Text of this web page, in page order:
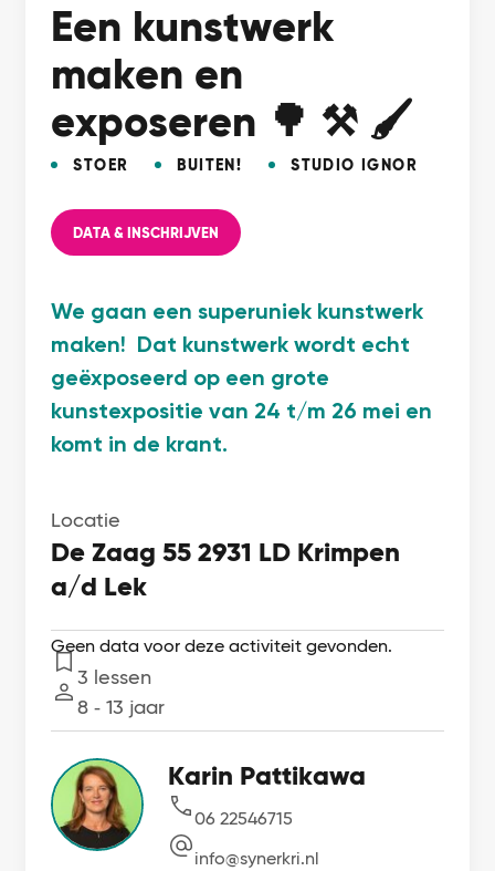
Een kunstwerk
maken en
exposeren 🌳 ⚒️ 🖌️
STOER BUITEN! STUDIO IGNOR
DATA & INSCHRIJVEN
We gaan een superuniek kunstwerk
maken! Dat kunstwerk wordt echt
geëxposeerd op een grote
kunstexpositie van 24 t/m 26 mei en
komt in de krant.
Locatie
De Zaag 55 2931 LD Krimpen
a/d Lek
Geen data voor deze activiteit gevonden.
Lessen
3 lessen
Leeftijd
8 ‐ 13 jaar
Karin Pattikawa
06 22546715
info@synerkri.nl